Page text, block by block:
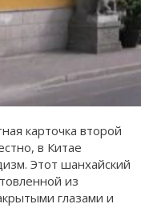
карточка второй
в Китае
Этот шанхайский
из
глазами и